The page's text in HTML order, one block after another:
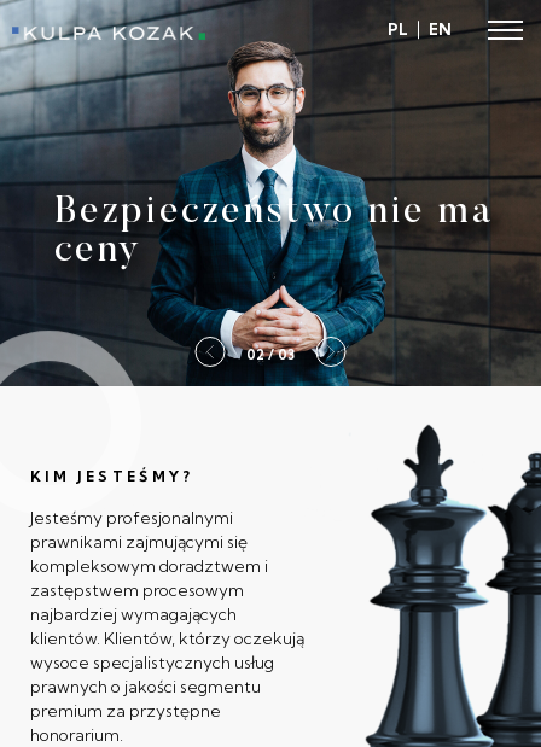
Kulpa Kozak
PL EN
Bezpieczeństwo nie ma
ceny
2 / 03
KIM JESTEŚMY?
Jesteśmy profesjonalnymi
prawnikami zajmującymi się
kompleksowym doradztwem i
zastępstwem procesowym
najbardziej wymagających
klientów. Klientów, którzy oczekują
wysoce specjalistycznych usług
prawnych o jakości segmentu
premium za przystępne
honorarium.